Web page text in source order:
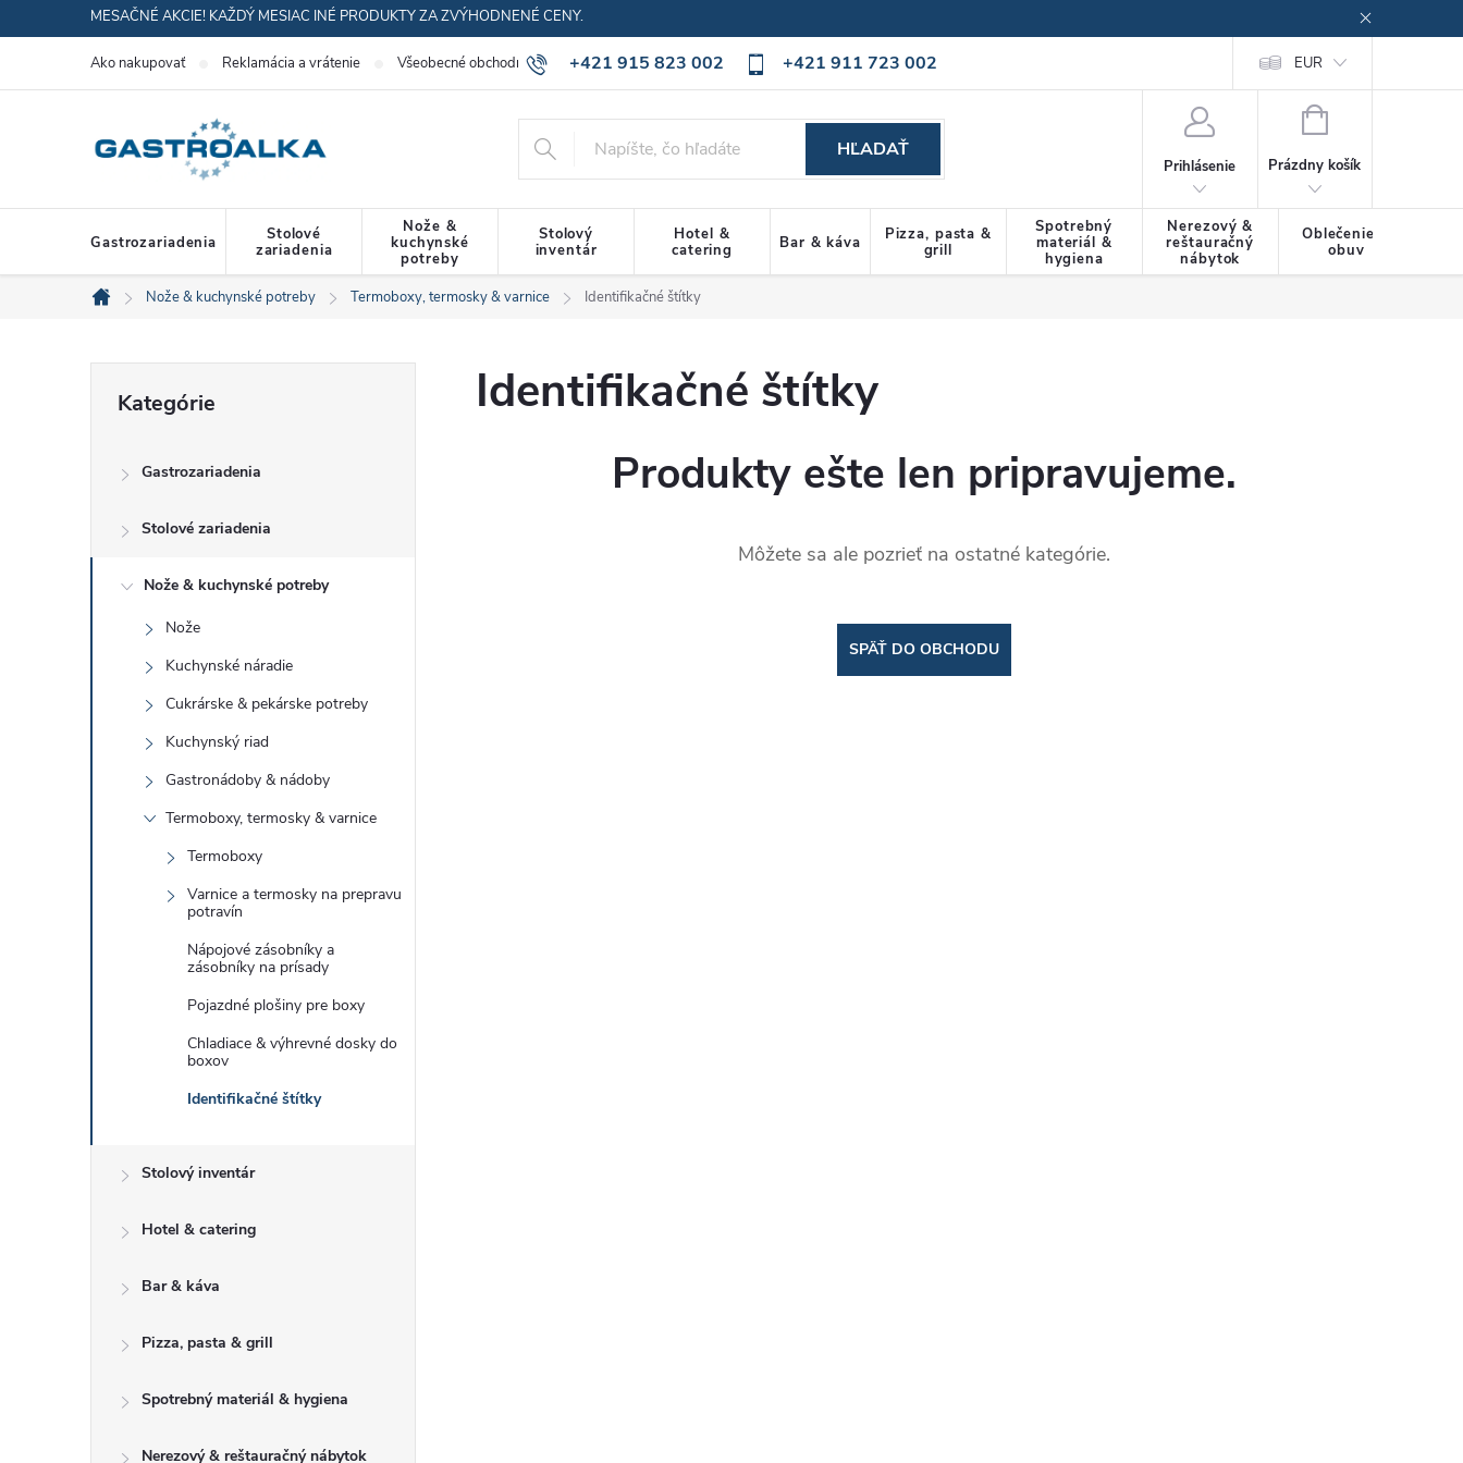
na
MESAČNÉ AKCIE! KAŽDÝ MESIAC INÉ PRODUKTY ZA ZVÝHODNENÉ CENY.
+421 915 823 002 +421 911 723 002
Ako nakupovať Reklamácia a vrátenie Všeobecné obchodné podmienky Ochrana osobných údajov Cookies policy EUR
HĽADAŤ
Prihlásenie
NÁKUPNÝ
Prázdny košík
Gastrozariadenia
Stolové
zariadenia
Nože &
kuchynské
potreby
Stolový
inventár
Hotel &
catering
Bar & káva
Pizza, pasta &
grill
Spotrebný
materiál &
hygiena
Nerezový &
reštauračný
nábytok
Oblečenie &
obuv
Domov
Nože & kuchynské potreby Termoboxy, termosky & varnice Identifikačné štítky
n
kategórie
Kategórie
Gastrozariadenia
Stolové zariadenia
Nože & kuchynské potreby
Nože
Kuchynské náradie
Cukrárske & pekárske potreby
Kuchynský riad
Gastronádoby & nádoby
Termoboxy, termosky & varnice
Termoboxy
Varnice a termosky na prepravu
potravín
Nápojové zásobníky a
zásobníky na prísady
Pojazdné plošiny pre boxy
Chladiace & výhrevné dosky do
boxov
Identifikačné štítky
Stolový inventár
Hotel & catering
Bar & káva
Pizza, pasta & grill
Spotrebný materiál & hygiena
Nerezový & reštauračný nábytok
Identifikačné štítky
Produkty ešte len pripravujeme.
Môžete sa ale pozrieť na ostatné kategórie.
SPÄŤ DO OBCHODU